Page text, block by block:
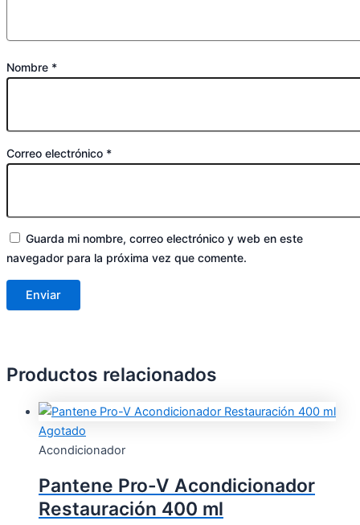
Nombre *
Correo electrónico *
Guarda mi nombre, correo electrónico y web en este
navegador para la próxima vez que comente.
Productos relacionados
Agotado
Acondicionador
Pantene Pro-V Acondicionador
Restauración 400 ml